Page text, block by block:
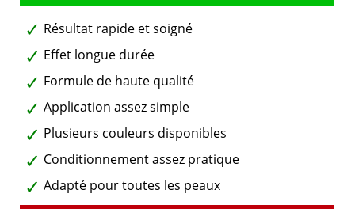
Résultat rapide et soigné
Effet longue durée
Formule de haute qualité
Application assez simple
Plusieurs couleurs disponibles
Conditionnement assez pratique
Adapté pour toutes les peaux